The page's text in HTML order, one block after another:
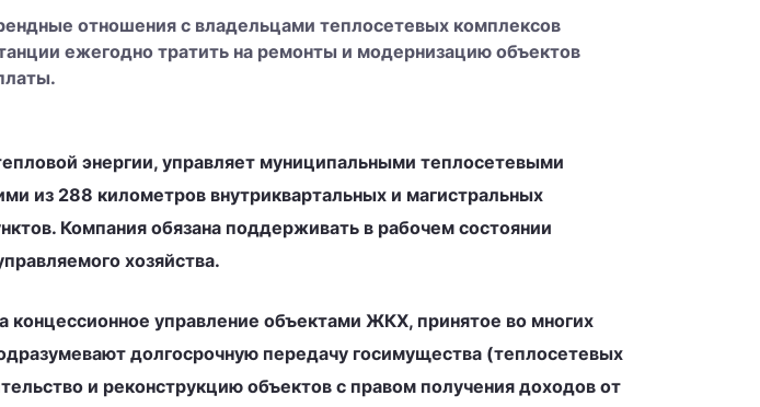
отношения с владельцами теплосетевых комплексов
ежегодно тратить на ремонты и модернизацию объектов
энергии, управляет муниципальными теплосетевыми
из 288 километров внутриквартальных и магистральных
Компания обязана поддерживать в рабочем состоянии
хозяйства.
управление объектами ЖКХ, принятое во многих
долгосрочную передачу госимущества (теплосетевых
и реконструкцию объектов с правом получения доходов от